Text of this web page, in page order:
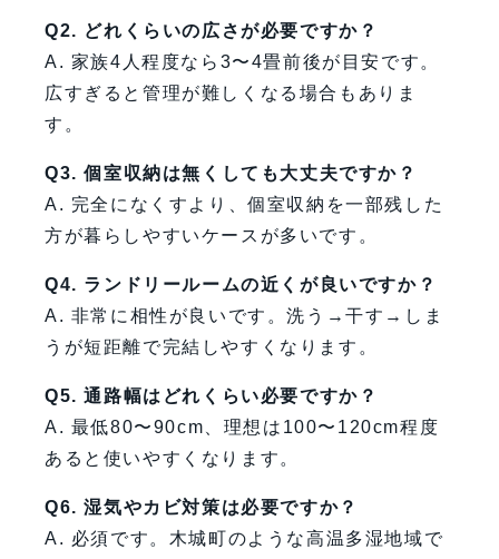
Q2. どれくらいの広さが必要ですか？
A. 家族4人程度なら3〜4畳前後が目安です。
広すぎると管理が難しくなる場合もありま
す。
Q3. 個室収納は無くしても大丈夫ですか？
A. 完全になくすより、個室収納を一部残した
方が暮らしやすいケースが多いです。
Q4. ランドリールームの近くが良いですか？
A. 非常に相性が良いです。洗う→干す→しま
うが短距離で完結しやすくなります。
Q5. 通路幅はどれくらい必要ですか？
A. 最低80〜90cm、理想は100〜120cm程度
あると使いやすくなります。
Q6. 湿気やカビ対策は必要ですか？
A. 必須です。木城町のような高温多湿地域で